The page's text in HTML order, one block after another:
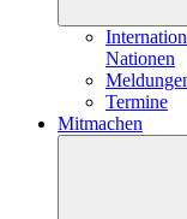
Nationen
Termine
Mitmachen